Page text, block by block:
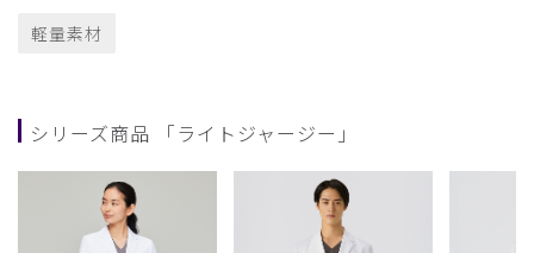
軽量素材
シリーズ商品 「ライトジャージー」